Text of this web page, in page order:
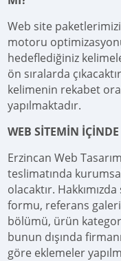
Web site
motoru
hedeflediğiniz
ön sıralarda
kelimenin rekabet
yapılmaktadır.
WEB SİTEMİN
Erzincan Web
teslimatında
olacaktır.
formu, referans
bölümü, ürün
bunun dışında
göre eklemeler